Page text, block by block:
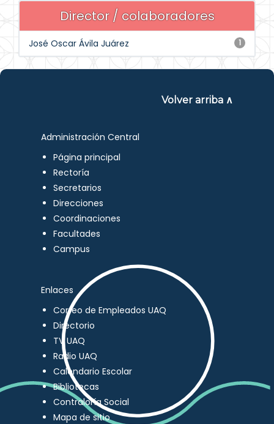
Director / colaboradores
1
José Oscar Ávila Juárez
Volver arriba ∧
Administración Central
Página principal
Rectoría
Secretarios
Direcciones
Coordinaciones
Facultades
Campus
Enlaces
Correo de Empleados UAQ
Directorio
TV UAQ
Radio UAQ
Calendario Escolar
Bibliotecas
Contraloría Social
Mapa de sitio